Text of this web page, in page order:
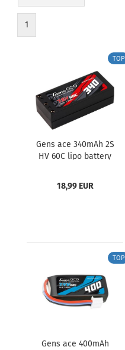
1
TOP
Gens ace 340mAh 2S
HV 60C lipo battery
18,99 EUR
TOP
Gens ace 400mAh